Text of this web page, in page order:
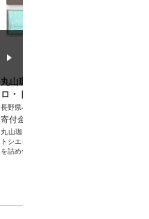
丸山珈琲 アルトシエ
ロ・ドリップバッグ 3
種ギフト(15個入)
長野県小諸市
寄付金額
丸山珈琲の新ブランド「アル
トシエロ」の焙煎度違い3種類
を詰め合わせました。